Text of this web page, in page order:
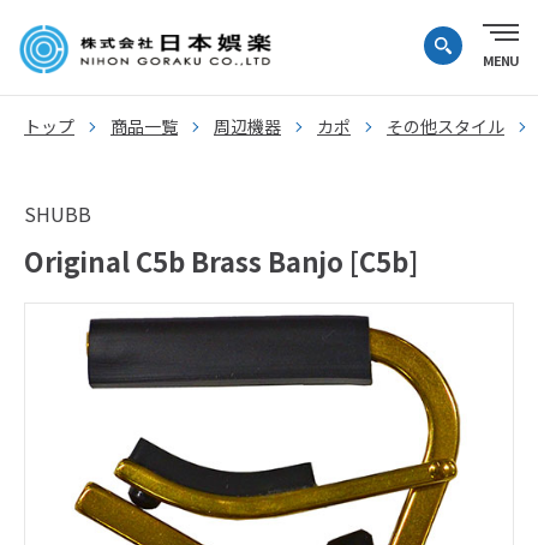
トップ 商品一覧 周辺機器 カポ その他スタイル
SHUBB
Original C5b Brass Banjo [C5b]